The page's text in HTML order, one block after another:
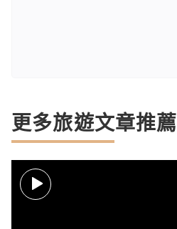
更多旅遊文章推薦